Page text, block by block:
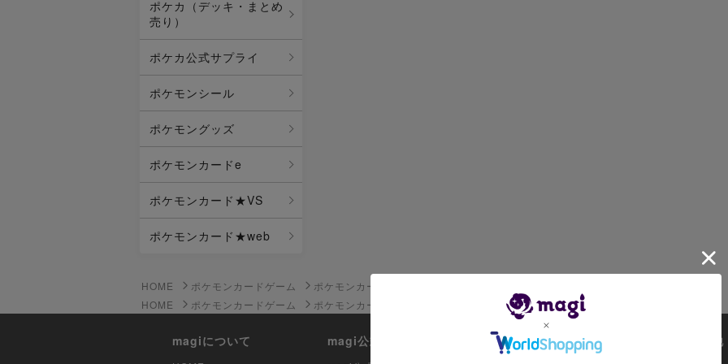
ポケカ（デッキ・まとめ
売り）
ポケカ公式サプライ
ポケモンシール
ポケモングッズ
ポケモンカードe
ポケモンカード★VS
ポケモンカード★web
HOME ポケモンカードゲーム ポケモンカードゲーム
HOME ポケモンカードゲーム ポケモンカードゲーム グルーシャ SR 52870098
magiについて magi公式アカウント一覧 注目商品一覧 その他